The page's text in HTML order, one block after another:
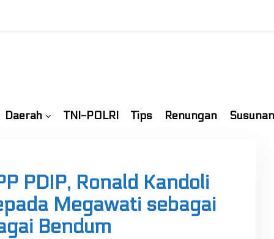
Daerah TNI-POLRI Tips Renungan
PDIP, Ronald Kandoli
Megawati sebagai
Bendum